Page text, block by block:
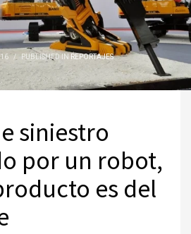
/ PUBLISHED IN REPORTAJES
siniestro
por un robot,
es del